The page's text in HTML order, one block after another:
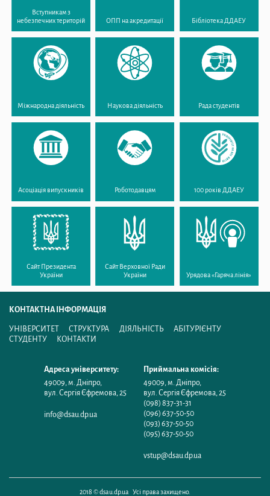
Вступникам з
небезпечних територій
ОПП на акредитації Бібліотека ДДАЕУ
Міжнародна діяльність Наукова діяльність Рада студентів
Асоціація випускників Роботодавцям 100 років ДДАЕУ
Сайт Президента
України
Сайт Верховної Ради
України
Урядова «Гаряча лінія»
КОНТАКТНА ІНФОРМАЦІЯ
УНІВЕРСИТЕТ СТРУКТУРА ДІЯЛЬНІСТЬ
АБІТУРІЄНТУ
СТУДЕНТУ
КОНТАКТИ
Адреса університету:
49009 м. Дніпро,
вул. Сергія Єфремова, 25
info@dsau.dp.ua
Приймальна комісія:
49009 м. Дніпро,
вул. Сергія Єфремова, 25
(098) 837-31-31
(096) 637-50-50
(093) 637-50-50
(095) 637-50-50
vstup@dsau.dp.ua
2018 © dsau.dp.ua Усі права захищено.